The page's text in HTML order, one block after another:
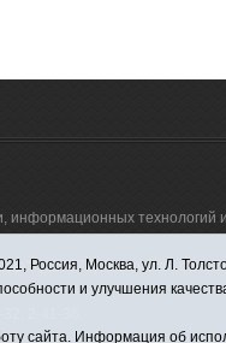
технологий
(627570, Тюменская обл.,
Россия, Москва, ул. Л.
и улучшения
сайта. Информация об